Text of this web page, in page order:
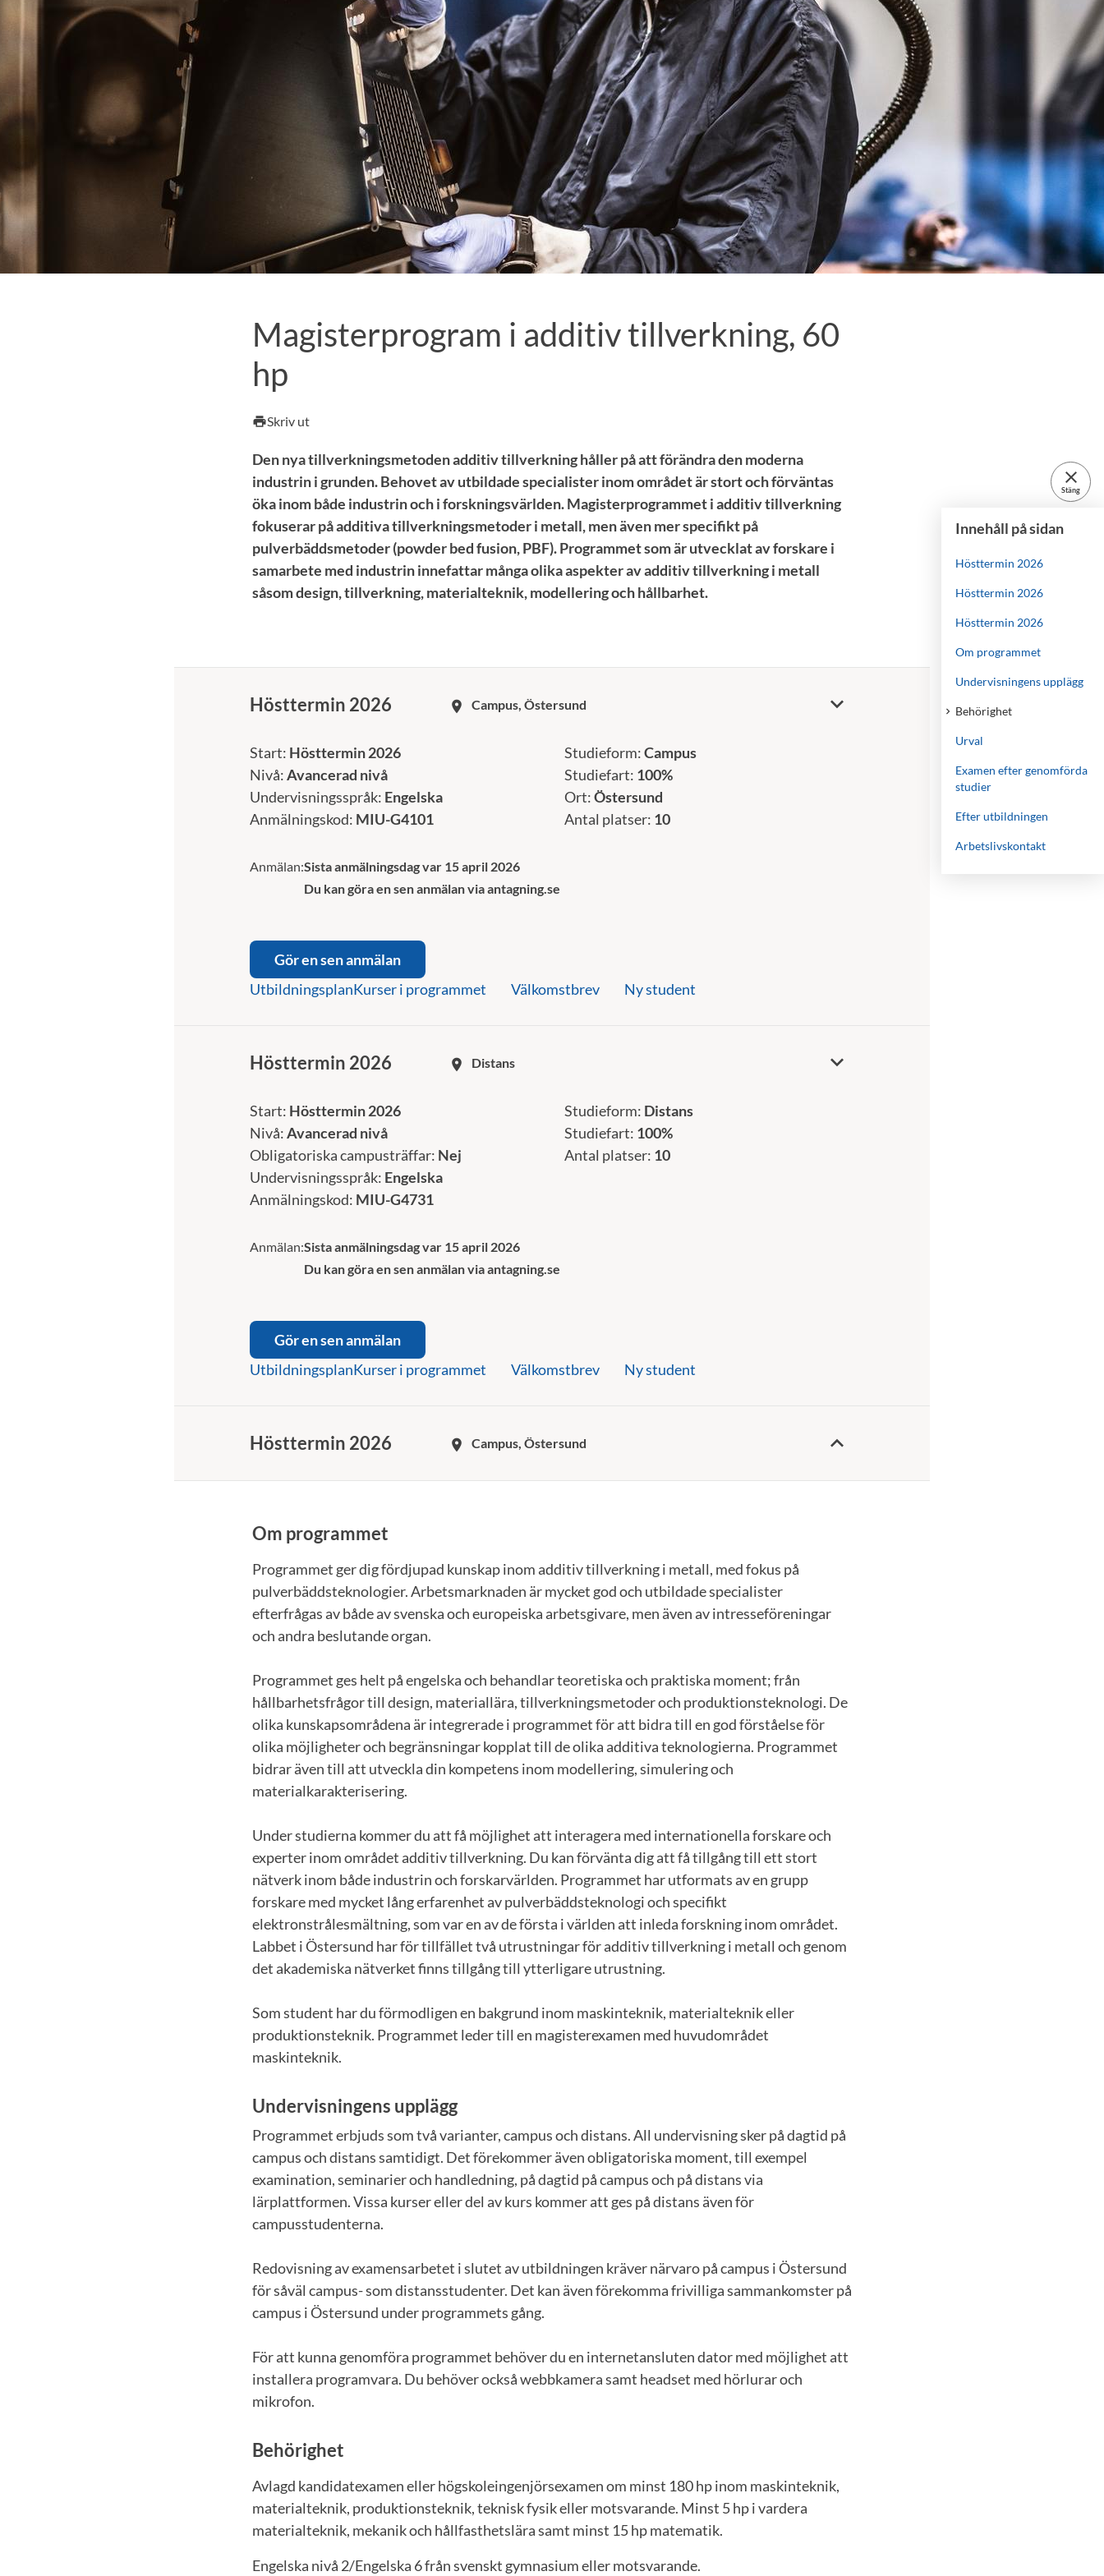
Magisterprogram i additiv tillverkning, 60
hp
printSkriv ut
close
Stäng
Innehåll på sidan
Hösttermin 2026
Hösttermin 2026
Hösttermin 2026
Om programmet
Undervisningens upplägg
Behörighet
Urval
Examen efter genomförda
studier
Efter utbildningen
Arbetslivskontakt
Den nya tillverkningsmetoden additiv tillverkning håller på att förändra den moderna
industrin i grunden. Behovet av utbildade specialister inom området är stort och förväntas
öka inom både industrin och i forskningsvärlden. Magisterprogrammet i additiv tillverkning
fokuserar på additiva tillverkningsmetoder i metall, men även mer specifikt på
pulverbäddsmetoder (powder bed fusion, PBF). Programmet som är utvecklat av forskare i
samarbete med industrin innefattar många olika aspekter av additiv tillverkning i metall
såsom design, tillverkning, materialteknik, modellering och hållbarhet.
Hösttermin 2026 room Campus, Östersund
Start: Hösttermin 2026
Nivå:Avancerad nivå
Undervisningsspråk: Engelska
Anmälningskod: MIU-G4101
Studieform:Campus
Studiefart: 100%
Ort:Östersund
Antal platser: 10
Anmälan:Sista anmälningsdag var 15 april 2026
Du kan göra en sen anmälan via antagning.se
Gör en sen anmälan
UtbildningsplanKurser i programmet Välkomstbrev Ny student
Hösttermin 2026 room Distans
Start: Hösttermin 2026
Nivå:Avancerad nivå
Obligatoriska campusträffar: Nej
Undervisningsspråk: Engelska
Anmälningskod: MIU-G4731
Studieform: Distans
Studiefart: 100%
Antal platser: 10
Anmälan:Sista anmälningsdag var 15 april 2026
Du kan göra en sen anmälan via antagning.se
Gör en sen anmälan
UtbildningsplanKurser i programmet Välkomstbrev Ny student
Hösttermin 2026 room Campus, Östersund
Om programmet
Programmet ger dig fördjupad kunskap inom additiv tillverkning i metall, med fokus på
pulverbäddsteknologier. Arbetsmarknaden är mycket god och utbildade specialister
efterfrågas av både av svenska och europeiska arbetsgivare, men även av intresseföreningar
och andra beslutande organ.
Programmet ges helt på engelska och behandlar teoretiska och praktiska moment; från
hållbarhetsfrågor till design, materiallära, tillverkningsmetoder och produktionsteknologi. De
olika kunskapsområdena är integrerade i programmet för att bidra till en god förståelse för
olika möjligheter och begränsningar kopplat till de olika additiva teknologierna. Programmet
bidrar även till att utveckla din kompetens inom modellering, simulering och
materialkarakterisering.
Under studierna kommer du att få möjlighet att interagera med internationella forskare och
experter inom området additiv tillverkning. Du kan förvänta dig att få tillgång till ett stort
nätverk inom både industrin och forskarvärlden. Programmet har utformats av en grupp
forskare med mycket lång erfarenhet av pulverbäddsteknologi och specifikt
elektronstrålesmältning, som var en av de första i världen att inleda forskning inom området.
Labbet i Östersund har för tillfället två utrustningar för additiv tillverkning i metall och genom
det akademiska nätverket finns tillgång till ytterligare utrustning.
Som student har du förmodligen en bakgrund inom maskinteknik, materialteknik eller
produktionsteknik. Programmet leder till en magisterexamen med huvudområdet
maskinteknik.
Undervisningens upplägg
Programmet erbjuds som två varianter, campus och distans. All undervisning sker på dagtid på
campus och distans samtidigt. Det förekommer även obligatoriska moment, till exempel
examination, seminarier och handledning, på dagtid på campus och på distans via
lärplattformen. Vissa kurser eller del av kurs kommer att ges på distans även för
campusstudenterna.
Redovisning av examensarbetet i slutet av utbildningen kräver närvaro på campus i Östersund
för såväl campus- som distansstudenter. Det kan även förekomma frivilliga sammankomster på
campus i Östersund under programmets gång.
För att kunna genomföra programmet behöver du en internetansluten dator med möjlighet att
installera programvara. Du behöver också webbkamera samt headset med hörlurar och
mikrofon.
Behörighet
Avlagd kandidatexamen eller högskoleingenjörsexamen om minst 180 hp inom maskinteknik,
materialteknik, produktionsteknik, teknisk fysik eller motsvarande. Minst 5 hp i vardera
materialteknik, mekanik och hållfasthetslära samt minst 15 hp matematik.
Engelska nivå 2/Engelska 6 från svenskt gymnasium eller motsvarande.